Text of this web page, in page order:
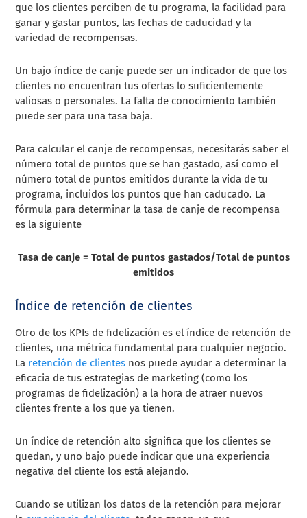
que los clientes perciben de tu programa, la facilidad para
ganar y gastar puntos, las fechas de caducidad y la
variedad de recompensas.
Un bajo índice de canje puede ser un indicador de que los
clientes no encuentran tus ofertas lo suficientemente
valiosas o personales. La falta de conocimiento también
puede ser para una tasa baja.
Para calcular el canje de recompensas, necesitarás saber el
número total de puntos que se han gastado, así como el
número total de puntos emitidos durante la vida de tu
programa, incluidos los puntos que han caducado. La
fórmula para determinar la tasa de canje de recompensa
es la siguiente
Tasa de canje = Total de puntos gastados/Total de puntos
emitidos
Índice de retención de clientes
Otro de los KPIs de fidelización es el índice de retención de
clientes, una métrica fundamental para cualquier negocio.
La retención de clientes nos puede ayudar a determinar la
eficacia de tus estrategias de marketing (como los
programas de fidelización) a la hora de atraer nuevos
clientes frente a los que ya tienen.
Un índice de retención alto significa que los clientes se
quedan, y uno bajo puede indicar que una experiencia
negativa del cliente los está alejando.
Cuando se utilizan los datos de la retención para mejorar